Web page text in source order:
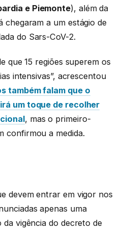
e Piemonte), além da
chegaram a um estágio de
do Sars-CoV-2.
que 15 regiões superem os
intensivas”, acrescentou
também falam que o
um toque de recolher
, mas o primeiro-
confirmou a medida.
devem entrar em vigor nos
apenas uma
da vigência do decreto de